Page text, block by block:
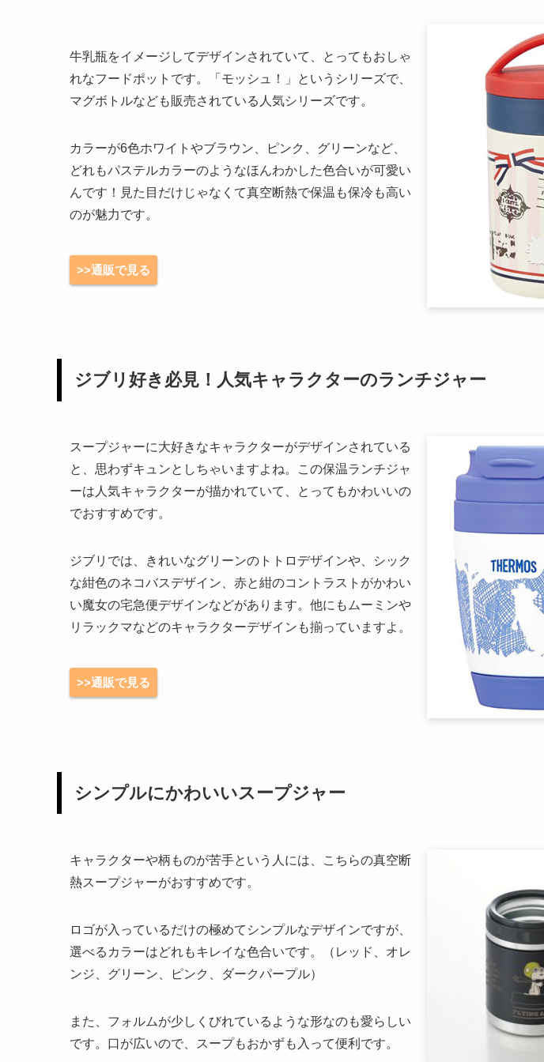
牛乳瓶をイメージしてデザインされていて、とってもおしゃ
れなフードポットです。「モッシュ！」というシリーズで、
マグボトルなども販売されている人気シリーズです。
カラーが6色ホワイトやブラウン、ピンク、グリーンなど、
どれもパステルカラーのようなほんわかした色合いが可愛い
んです！見た目だけじゃなくて真空断熱で保温も保冷も高い
のが魅力です。
>>通販で見る
ジブリ好き必見！人気キャラクターのランチジャー
スープジャーに大好きなキャラクターがデザインされている
と、思わずキュンとしちゃいますよね。この保温ランチジャ
ーは人気キャラクターが描かれていて、とってもかわいいの
でおすすめです。
ジブリでは、きれいなグリーンのトトロデザインや、シック
な紺色のネコバスデザイン、赤と紺のコントラストがかわい
い魔女の宅急便デザインなどがあります。他にもムーミンや
リラックマなどのキャラクターデザインも揃っていますよ。
>>通販で見る
シンプルにかわいいスープジャー
キャラクターや柄ものが苦手という人には、こちらの真空断
熱スープジャーがおすすめです。
ロゴが入っているだけの極めてシンプルなデザインですが、
選べるカラーはどれもキレイな色合いです。（レッド、オレ
ンジ、グリーン、ピンク、ダークパープル）
また、フォルムが少しくびれているような形なのも愛らしい
です。口が広いので、スープもおかずも入って便利です。